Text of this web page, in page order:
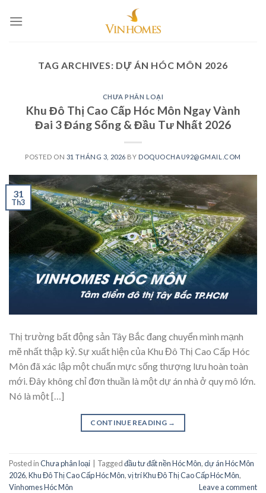
TAG ARCHIVES: DỰ ÁN HÓC MÔN 2026
CHƯA PHÂN LOẠI
Khu Đô Thị Cao Cấp Hóc Môn Ngay Vành
Đai 3 Đáng Sống & Đầu Tư Nhất 2026
POSTED ON 31 THÁNG 3, 2026 BY DOQUOCHAU92@GMAIL.COM
31
Th3
Thị trường bất động sản Tây Bắc đang chuyển mình mạnh
mẽ nhất thập kỷ. Sự xuất hiện của Khu Đô Thị Cao Cấp Hóc
Môn đã xác lập một chuẩn mực sống thượng lưu hoàn toàn
mới. Đây không chỉ đơn thuần là một dự án nhà ở quy mô lớn.
Nó là một […]
CONTINUE READING →
Posted inChưa phân loại Taggedđầu tư đất nền Hóc Môn,dự án Hóc Môn
2026,Khu Đô Thị Cao Cấp Hóc Môn,vị trí Khu Đô Thị Cao Cấp Hóc Môn,
Vinhomes Hóc Môn
Leave a comment